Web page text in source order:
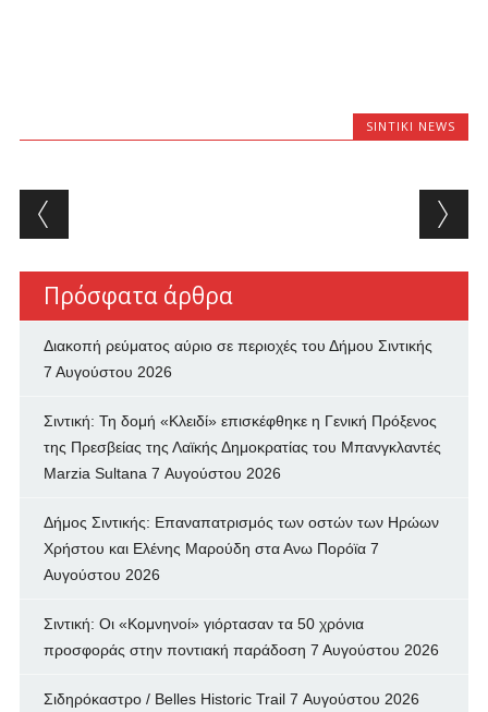
SINTIKI NEWS
Post navigation
Πρόσφατα άρθρα
Διακοπή ρεύματος αύριο σε περιοχές του Δήμου Σιντικής
7 Αυγούστου 2026
Σιντική: Τη δομή «Κλειδί» επισκέφθηκε η Γενική Πρόξενος
της Πρεσβείας της Λαϊκής Δημοκρατίας του Μπανγκλαντές
Marzia Sultana 7 Αυγούστου 2026
Δήμος Σιντικής: Επαναπατρισμός των oστών των Ηρώων
Χρήστου και Ελένης Μαρούδη στα Ανω Πορόϊα 7
Αυγούστου 2026
Σιντική: Οι «Κομνηνοί» γιόρτασαν τα 50 χρόνια
προσφοράς στην ποντιακή παράδοση 7 Αυγούστου 2026
Σιδηρόκαστρο / Belles Historic Trail 7 Αυγούστου 2026